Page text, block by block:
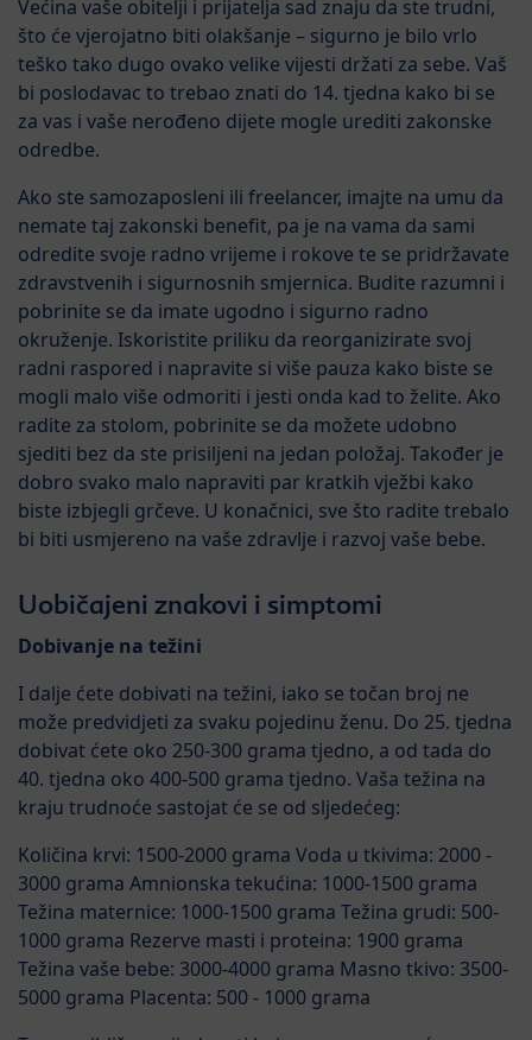
Većina vaše obitelji i prijatelja sad znaju da ste trudni,
što će vjerojatno biti olakšanje – sigurno je bilo vrlo
teško tako dugo ovako velike vijesti držati za sebe. Vaš
bi poslodavac to trebao znati do 14. tjedna kako bi se
za vas i vaše nerođeno dijete mogle urediti zakonske
odredbe.
Ako ste samozaposleni ili freelancer, imajte na umu da
nemate taj zakonski benefit, pa je na vama da sami
odredite svoje radno vrijeme i rokove te se pridržavate
zdravstvenih i sigurnosnih smjernica. Budite razumni i
pobrinite se da imate ugodno i sigurno radno
okruženje. Iskoristite priliku da reorganizirate svoj
radni raspored i napravite si više pauza kako biste se
mogli malo više odmoriti i jesti onda kad to želite. Ako
radite za stolom, pobrinite se da možete udobno
sjediti bez da ste prisiljeni na jedan položaj. Također je
dobro svako malo napraviti par kratkih vježbi kako
biste izbjegli grčeve. U konačnici, sve što radite trebalo
bi biti usmjereno na vaše zdravlje i razvoj vaše bebe.
Uobičajeni znakovi i simptomi
Dobivanje na težini
I dalje ćete dobivati na težini, iako se točan broj ne
može predvidjeti za svaku pojedinu ženu. Do 25. tjedna
dobivat ćete oko 250-300 grama tjedno, a od tada do
40. tjedna oko 400-500 grama tjedno. Vaša težina na
kraju trudnoće sastojat će se od sljedećeg:
Količina krvi: 1500-2000 grama Voda u tkivima: 2000 -
3000 grama Amnionska tekućina: 1000-1500 grama
Težina maternice: 1000-1500 grama Težina grudi: 500-
1000 grama Rezerve masti i proteina: 1900 grama
Težina vaše bebe: 3000-4000 grama Masno tkivo: 3500-
5000 grama Placenta: 500 - 1000 grama